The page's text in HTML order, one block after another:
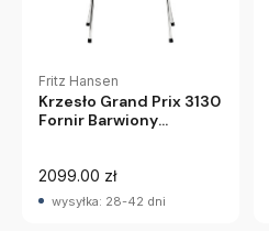
Fritz Hansen
Krzesło Grand Prix 3130
Fornir Barwiony
2099.00 zł
wysyłka: 28-42 dni